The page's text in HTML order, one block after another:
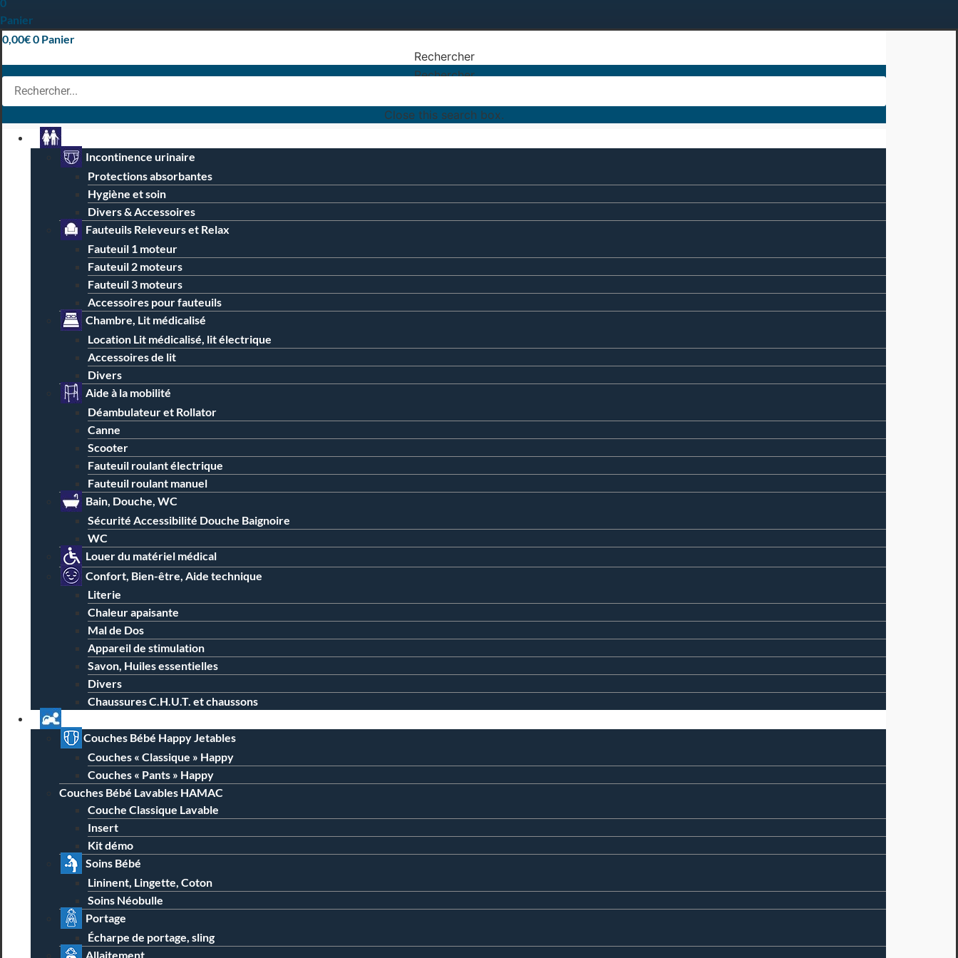
Panier
0,00€0 Panier
Rechercher
Rechercher
Close this search box.
Incontinence urinaire
Protections absorbantes
Hygiène et soin
Divers & Accessoires
Fauteuils Releveurs et Relax
Fauteuil 1 moteur
Fauteuil 2 moteurs
Fauteuil 3 moteurs
Accessoires pour fauteuils
Chambre, Lit médicalisé
Location Lit médicalisé, lit électrique
Accessoires de lit
Divers
Aide à la mobilité
Déambulateur et Rollator
Canne
Scooter
Fauteuil roulant électrique
Fauteuil roulant manuel
Bain, Douche, WC
Sécurité Accessibilité Douche Baignoire
WC
Louer du matériel médical
Confort, Bien-être, Aide technique
Literie
Chaleur apaisante
Mal de Dos
Appareil de stimulation
Savon, Huiles essentielles
Divers
Chaussures C.H.U.T. et chaussons
Couches Bébé Happy Jetables
Couches « Classique » Happy
Couches « Pants » Happy
Couches Bébé Lavables HAMAC
Couche Classique Lavable
Insert
Kit démo
Soins Bébé
Lininent, Lingette, Coton
Soins Néobulle
Portage
Écharpe de portage, sling
Allaitement